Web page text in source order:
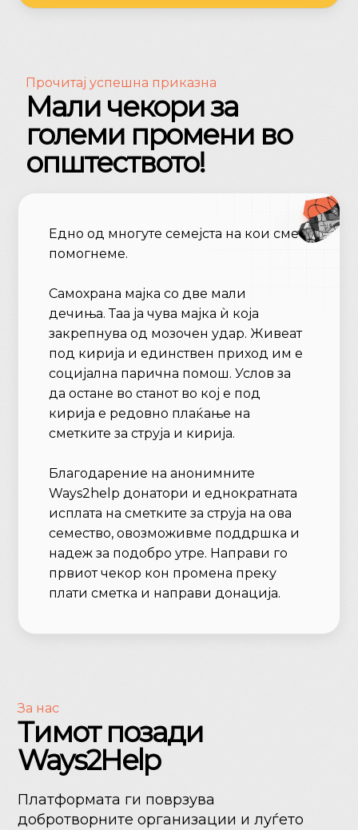
Прочитај успешнa приказнa
Мали чекори за
големи промени во
општеството!
Едно од многуте семејста на кои сме
помогнеме.
Самохрана мајка со две мали
дечиња. Таа ја чува мајка ѝ која
закрепнува од мозочен удар. Живеат
под кирија и единствен приход им е
социјална парична помош. Услов за
да остане во станот во кој е под
кирија е редовно плаќање на
сметките за струја и кирија.
Благодарение на анонимните
Ways2help донатори и еднократната
исплата на сметките за струја на ова
семество, овозможивме поддршка и
надеж за подобро утре. Направи го
првиот чекор кон промена преку
плати сметка и направи донација.
За нас
Тимот позади
Ways2Help
Платформата ги поврзува
добротворните организации и луѓето